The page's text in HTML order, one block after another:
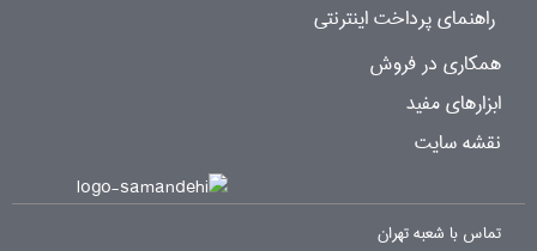
راهنمای پرداخت اینترنتی
همکاری در فروش
ابزارهای مفید
نقشه سایت
تماس با شعبه تهران